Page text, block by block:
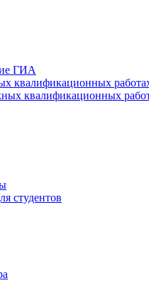
ГИА
квалификационных
квалификационных
студентов